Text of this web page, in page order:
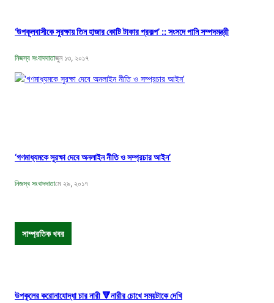
‘উপকূলবাসীকে সুরক্ষায় তিন হাজার কোটি টাকার প্রকল্প’ :: সংসদে পানি সম্পদমন্ত্রী
নিজস্ব সংবাদদাতাজুন ১৩, ২০১৭
‘গণমাধ্যমকে সুরক্ষা দেবে অনলাইন নীতি ও সম্প্রচার আইন’
নিজস্ব সংবাদদাতামে ২৯, ২০১৭
সাম্প্রতিক খবর
উপকূলের করোনাযোদ্ধা চার নারী 🔻নারীর চোখে সময়টাকে দেখি